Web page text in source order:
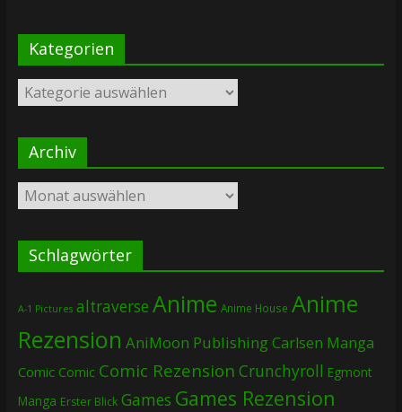
Kategorien
Kategorien
Archiv
Archiv
Schlagwörter
A-1 Pictures altraverse Anime Anime House Anime
Rezension AniMoon PublishingCarlsen Manga
Comic Comic Comic Rezension Crunchyroll Egmont
Manga Erster Blick Games Games Rezension